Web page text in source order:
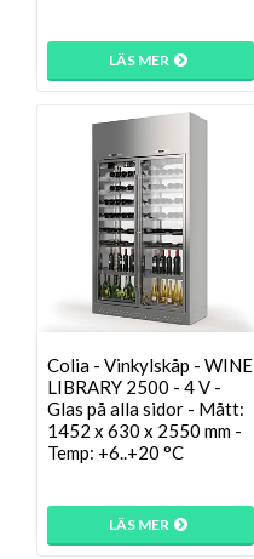
LÄS MER
Colia - Vinkylskåp - WINE
LIBRARY 2500 - 4 V -
Glas på alla sidor - Mått:
1452 x 630 x 2550 mm -
Temp: +6..+20 °C
LÄS MER